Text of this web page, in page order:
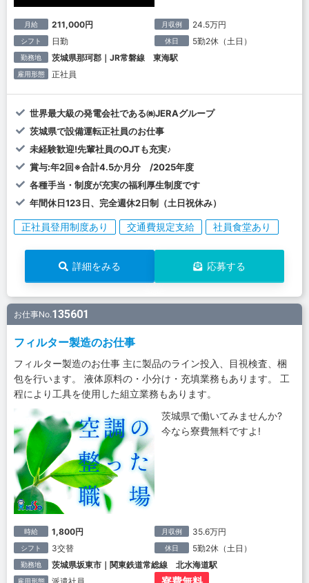
月給 211,000円 月収例 24.5万円
シフト 日勤 休日 5勤2休（土日）
勤務地 茨城県那珂郡｜JR常磐線 東海駅
雇用形態 正社員
世界最大級の発電会社である㈱JERAグループ
茨城県で設備運転正社員のお仕事
未経験歓迎!先輩社員のOJTも充実♪
賞与:年2回※合計4.5か月分 /2025年度
各種手当・制度が充実の福利厚生制度です
年間休日123日、完全週休2日制（土日祝休み）
正社員登用制度あり 交通費規定支給 社員食堂あり
詳細をみる 応募する
お仕事No.135601
フィルター製造のお仕事
フィルター製造のお仕事 主に製品のライン投入、目視検査、梱
包を行います。 液体原料の・小分け・充填業務もあります。 工
程により工具を使用した組立業務もあります。
茨城県で働いてみませんか?
今なら寮費無料ですよ!
時給 1,800円 月収例 35.6万円
シフト 3交替 休日 5勤2休（土日）
勤務地 茨城県坂東市｜関東鉄道常総線 北水海道駅
雇用形態